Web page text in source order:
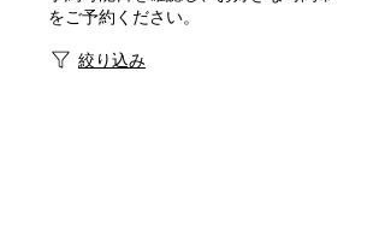
をご予約ください。
絞り込み